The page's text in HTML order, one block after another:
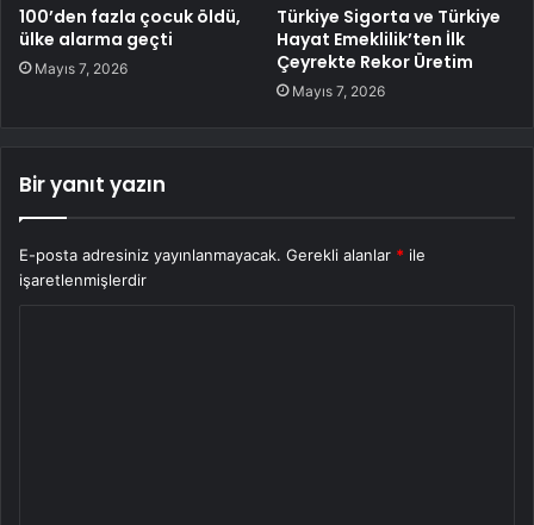
100’den fazla çocuk öldü,
ülke alarma geçti
Mayıs 7, 2026
Türkiye Sigorta ve Türkiye
Hayat Emeklilik’ten İlk
Çeyrekte Rekor Üretim
Mayıs 7, 2026
Bir yanıt yazın
E-posta adresiniz yayınlanmayacak. Gerekli alanlar * ile
işaretlenmişlerdir